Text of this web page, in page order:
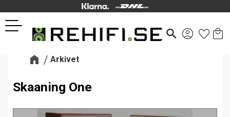
Meny
search
Arkivet
Skaaning One